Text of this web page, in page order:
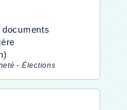
- Élections